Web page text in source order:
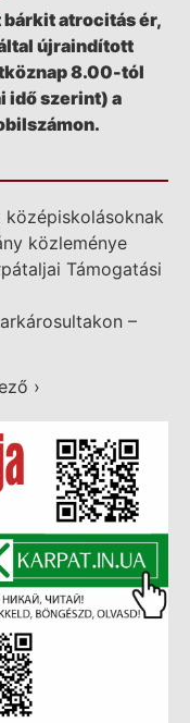
atrocitás ér,
újraindított
8.00-tól
idő szerint) a
középiskolásoknak
közleménye
Támogatási
–
›